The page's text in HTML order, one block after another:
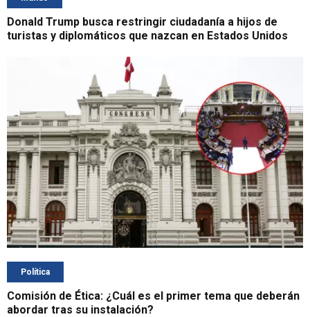
Donald Trump busca restringir ciudadanía a hijos de
turistas y diplomáticos que nazcan en Estados Unidos
Política
Comisión de Ética: ¿Cuál es el primer tema que deberán
abordar tras su instalación?